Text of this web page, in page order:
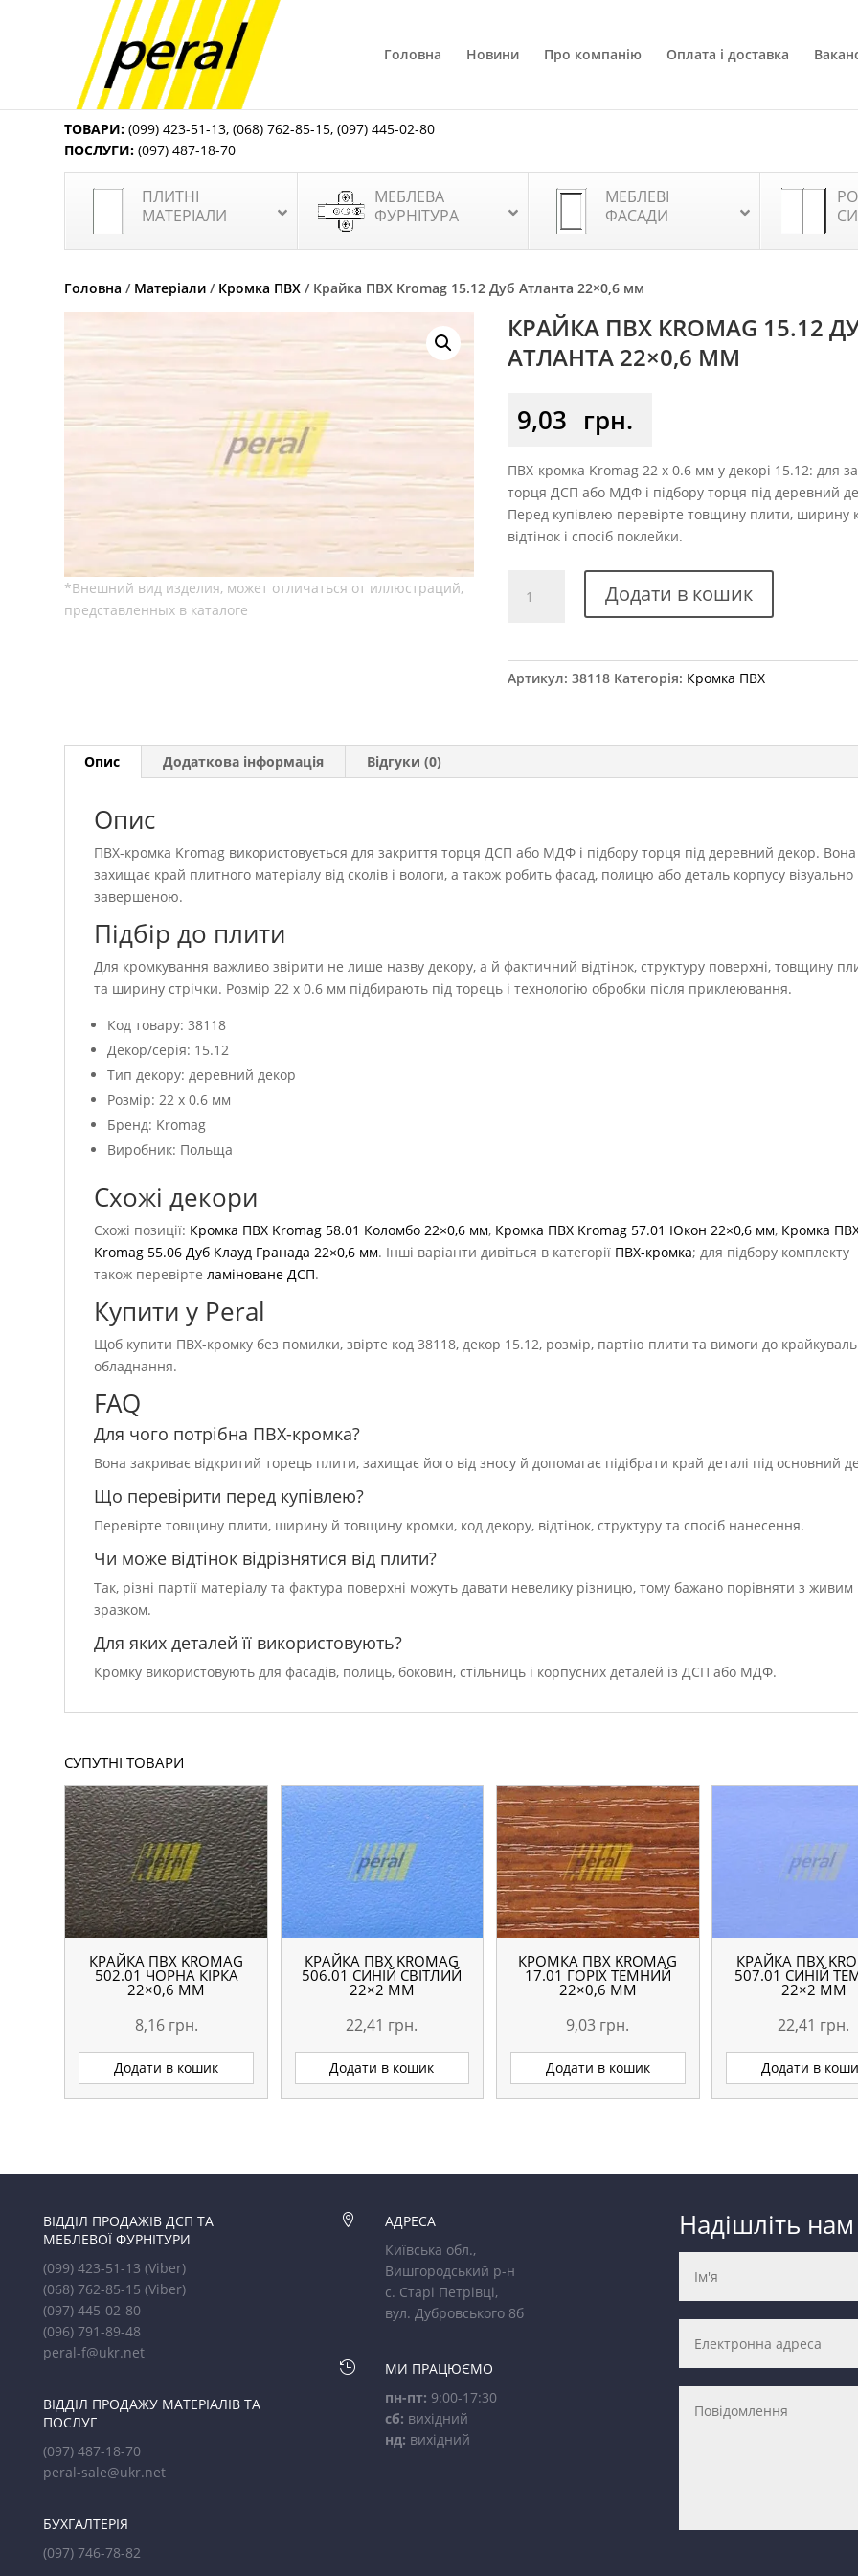
Головна Новини Про компанію Оплата і доставка
ТОВАРИ: (099) 423-51-13,(068) 762-85-15,(097) 445-02-80
ПОСЛУГИ: (097) 487-18-70
ПЛИТНІ
МАТЕРІАЛИ
МЕБЛЕВА
ФУРНІТУРА
МЕБЛЕВІ
ФАСАДИ
Головна / Матеріали / Кромка ПВХ / Крайка ПВХ Kromag 15.12 Дуб Атланта 22×0,6 мм
КРАЙКА ПВХ KROMAG 15.12
АТЛАНТА 22×0,6 ММ
9,03 грн.
ПВХ-кромка Kromag 22 x 0.6 мм у декорі 15.12: для
торця ДСП або МДФ і підбору торця під деревний
Перед купівлею перевірте товщину плити, ширину
відтінок і спосіб поклейки.
ПВХ
Атланта
Додати в кошик
Артикул:38118 Категорія: Кромка ПВХ
Опис Додаткова інформація Відгуки (0)
Опис
ПВХ-кромка Kromag використовується для закриття торця ДСП або МДФ і підбору торця під деревний декор. Вона
захищає край плитного матеріалу від сколів і вологи, а також робить фасад, полицю або деталь корпусу візуально
завершеною.
Підбір до плити
Для кромкування важливо звірити не лише назву декору, а й фактичний відтінок, структуру поверхні, товщину
та ширину стрічки. Розмір 22 x 0.6 мм підбирають під торець і технологію обробки після приклеювання.
Код товару: 38118
Декор/серія: 15.12
Тип декору: деревний декор
Розмір: 22 x 0.6 мм
Бренд: Kromag
Виробник: Польща
Схожі декори
Схожі позиції: Кромка ПВХ Kromag 58.01 Коломбо 22×0,6 мм, Кромка ПВХ Kromag 57.01 Юкон 22×0,6 мм, Кромка
Kromag 55.06 Дуб Клауд Гранада 22×0,6 мм. Інші варіанти дивіться в категорії ПВХ-кромка; для підбору комплекту
також перевіртеламіноване ДСП.
Купити у Peral
Щоб купити ПВХ-кромку без помилки, звірте код 38118, декор 15.12, розмір, партію плити та вимоги до
обладнання.
FAQ
Для чого потрібна ПВХ-кромка?
Вона закриває відкритий торець плити, захищає його від зносу й допомагає підібрати край деталі під основний
Що перевірити перед купівлею?
Перевірте товщину плити, ширину й товщину кромки, код декору, відтінок, структуру та спосіб нанесення.
Чи може відтінок відрізнятися від плити?
Так, різні партії матеріалу та фактура поверхні можуть давати невелику різницю, тому бажано порівняти з живим
зразком.
Для яких деталей її використовують?
Кромку використовують для фасадів, полиць, боковин, стільниць і корпусних деталей із ДСП або МДФ.
СУПУТНІ ТОВАРИ
КРАЙКА ПВХ KROMAG
502.01 ЧОРНА КІРКА
22×0,6 ММ
8,16 грн.
Додати в кошик
КРАЙКА ПВХ KROMAG
506.01 СИНІЙ СВІТЛИЙ
22×2 ММ
22,41 грн.
Додати в кошик
КРОМКА ПВХ KROMAG
17.01 ГОРІХ ТЕМНИЙ
22×0,6 ММ
9,03 грн.
Додати в кошик
КРАЙКА ПВХ
507.01 СИНІЙ
22×2 ММ
22,41 грн.
Додати в
ВІДДІЛ ПРОДАЖІВ ДСП ТА
МЕБЛЕВОЇ ФУРНІТУРИ
(099) 423-51-13(Viber)
(068) 762-85-15(Viber)
(097) 445-02-80
(096) 791-89-48
peral-f@ukr.net
ВІДДІЛ ПРОДАЖУ МАТЕРІАЛІВ ТА
ПОСЛУГ
(097) 487-18-70
peral-sale@ukr.net
БУХГАЛТЕРІЯ
(097) 746-78-82

АДРЕСА
Київська обл.,
Вишгородський р-н
с. Старі Петрівці,
вул. Дубровського 8б

МИ ПРАЦЮЄМО
пн-пт: 9:00-17:30
сб: вихідний
нд: вихідний
Надішліть